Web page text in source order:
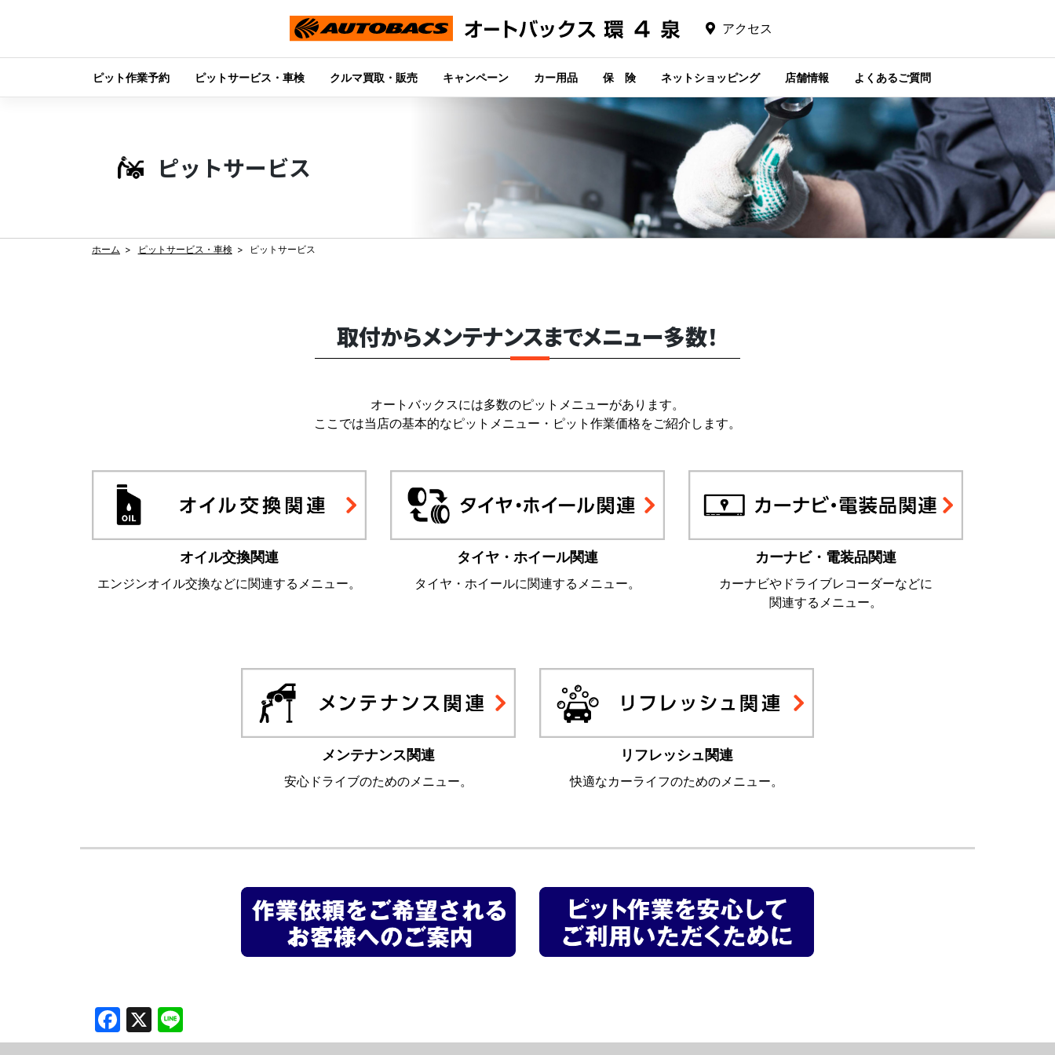
アクセス
ピット作業予約 ピットサービス・車検 クルマ買取・販売 キャンペーン カー用品 保 険 ネットショッピング 店舗情報 よくあるご質問
ピットサービス
ホーム ピットサービス・車検 ピットサービス
取付からメンテナンスまでメニュー多数！
オートバックスには多数のピットメニューがあります。
ここでは当店の基本的なピットメニュー・ピット作業価格をご紹介します。
オイル交換関連
エンジンオイル交換などに関連するメニュー。
タイヤ・ホイール関連
タイヤ・ホイールに関連するメニュー。
カーナビ・電装品関連
カーナビやドライブレコーダーなどに
関連するメニュー。
メンテナンス関連
安心ドライブのためのメニュー。
リフレッシュ関連
快適なカーライフのためのメニュー。
Facebook
X